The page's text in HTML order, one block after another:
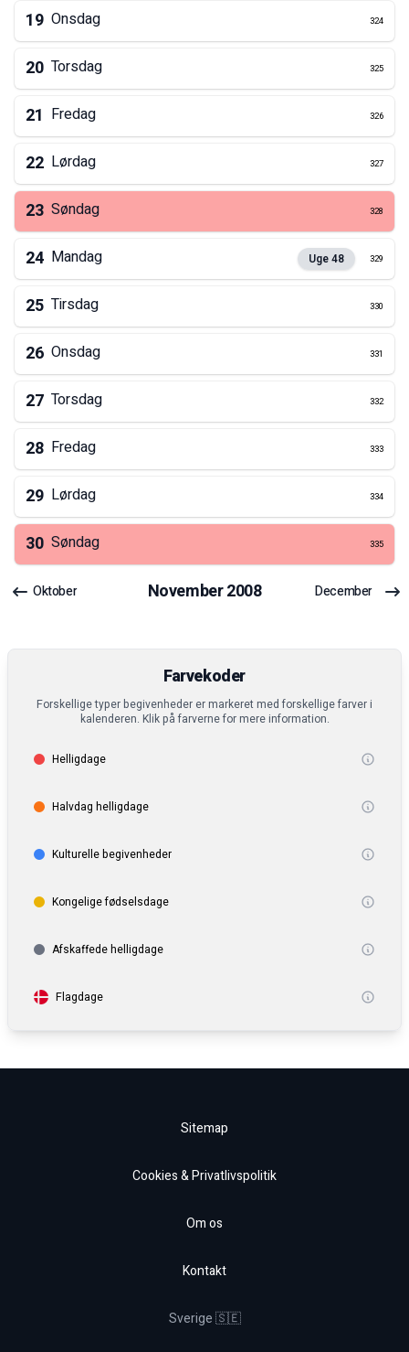
19 Onsdag 324
20 Torsdag 325
21 Fredag 326
22 Lørdag 327
23 Søndag 328
24 Mandag Uge48 329
25 Tirsdag 330
26 Onsdag 331
27 Torsdag 332
28 Fredag 333
29 Lørdag 334
30 Søndag 335
Oktober November2008 December
Farvekoder
Forskellige typer begivenheder er markeret med forskellige farver i
kalenderen. Klik på farverne for mere information.
Helligdage
Halvdag helligdage
Kulturelle begivenheder
Kongelige fødselsdage
Afskaffede helligdage
Flagdage
Sitemap
Cookies & Privatlivspolitik
Om os
Kontakt
Sverige 🇸🇪